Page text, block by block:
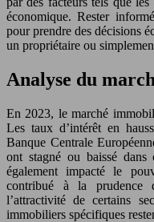
économique. Rester
pour prendre des décisions
un propriétaire ou
Analyse du
En 2023, le marché
Les taux d’intérêt en
Banque Centrale
ont stagné ou baissé dans
également impacté le
contribué à la prudence
l’attractivité de certains
immobiliers spécifiques